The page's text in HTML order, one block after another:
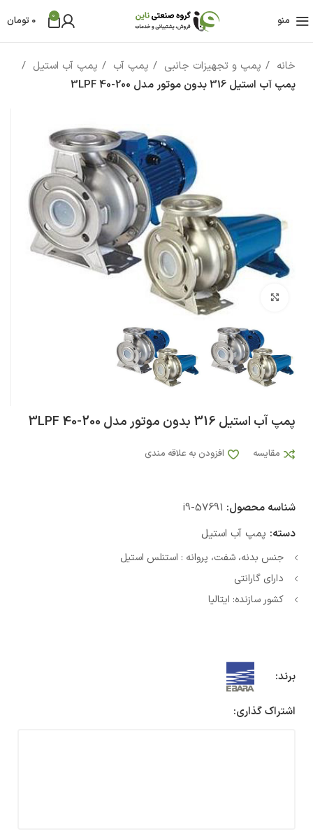
منو 0
0 تومان
خانه پمپ و تجهیزات جانبی پمپ آب
پمپ آب استیل
پمپ آب استيل 316 بدون موتور مدل 3LPF 40-200
بزرگنمایی تصویر
پمپ آب استيل 316 بدون موتور مدل 3LPF 40-200
مقایسه افزودن به علاقه مندی
شناسه محصول: i9-57691
دسته: پمپ آب استیل
جنس بدنه، شفت، پروانه : استنلس استیل
دارای گارانتی
کشور سازنده: ایتالیا
برند:
اشتراک گذاری: